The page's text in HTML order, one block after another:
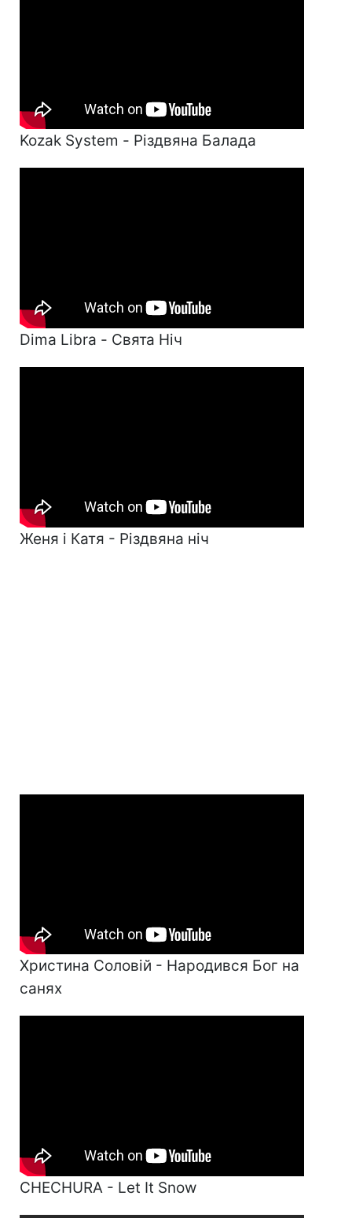
Kozak System - Різдвяна Балада
Dima Libra - Свята Ніч
Женя і Катя - Різдвяна ніч
Христина Соловій - Народився Бог на
санях
CHECHURA - Let It Snow